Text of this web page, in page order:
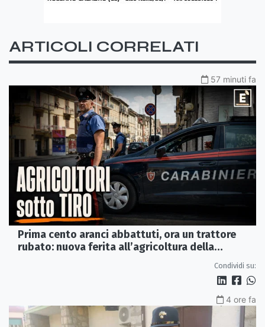
ARTICOLI CORRELATI
57 minuti fa
Prima cento aranci abbattuti, ora un trattore
rubato: nuova ferita all’agricoltura della
Condividi su:
4 ore fa